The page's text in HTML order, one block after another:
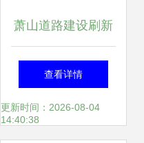
萧山道路建设刷新
进度条 03省道、时
代大道、红十五线
查看详情
更新时间：2026-08-04
14:40:38